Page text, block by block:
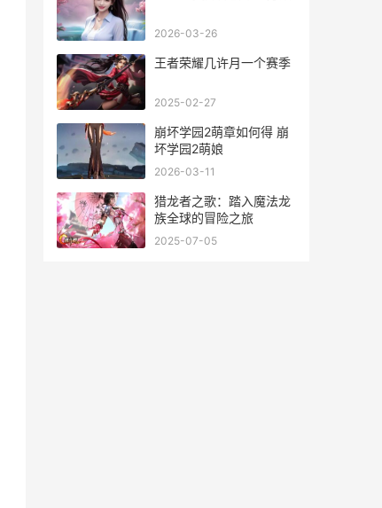
2026-03-26
王者荣耀几许月一个赛季
2025-02-27
崩坏学园2萌章如何得 崩
坏学园2萌娘
2026-03-11
猎龙者之歌：踏入魔法龙
族全球的冒险之旅
2025-07-05